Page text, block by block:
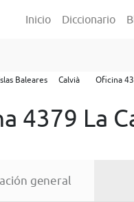
Inicio Diccionario
Baleares Calvià Oficina
4379 La
general